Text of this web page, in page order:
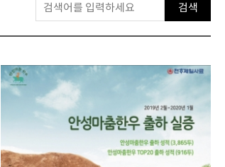
검색